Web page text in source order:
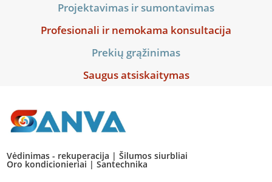
Projektavimas ir sumontavimas
Profesionali ir nemokama konsultacija
Prekių grąžinimas
Saugus atsiskaitymas
Vėdinimas - rekuperacija | Šilumos siurbliai
Oro kondicionieriai | Santechnika